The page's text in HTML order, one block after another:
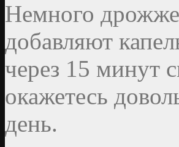
Немного
добавляют
через 15 минут
окажетесь
день.